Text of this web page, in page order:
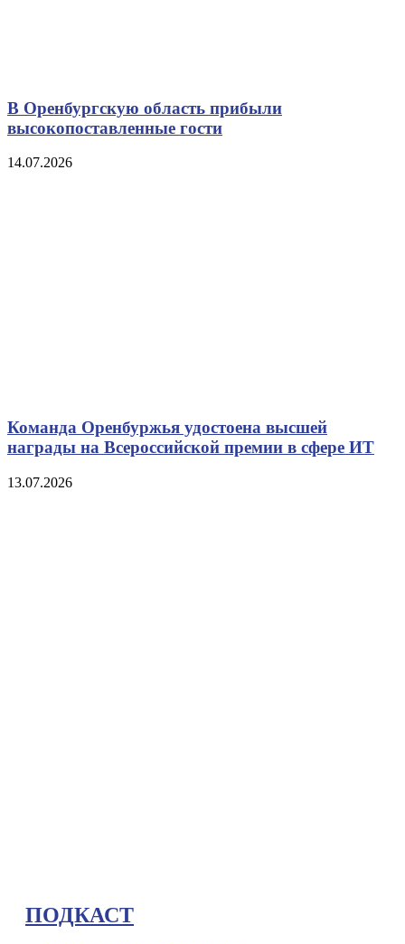
В Оренбургскую область прибыли
высокопоставленные гости
14.07.2026
Команда Оренбуржья удостоена высшей
награды на Всероссийской премии в сфере ИТ
13.07.2026
ПОДКАСТ